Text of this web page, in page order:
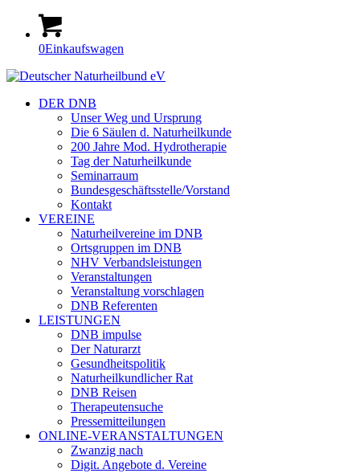
0Einkaufswagen
DER DNB
Unser Weg und Ursprung
Die 6 Säulen d. Naturheilkunde
200 Jahre Mod. Hydrotherapie
Tag der Naturheilkunde
Seminarraum
Bundesgeschäftsstelle/Vorstand
Kontakt
VEREINE
Naturheilvereine im DNB
Ortsgruppen im DNB
NHV Verbandsleistungen
Veranstaltungen
Veranstaltung vorschlagen
DNB Referenten
LEISTUNGEN
DNB impulse
Der Naturarzt
Gesundheitspolitik
Naturheilkundlicher Rat
DNB Reisen
Therapeutensuche
Pressemitteilungen
ONLINE-VERANSTALTUNGEN
Zwanzig nach
Digit. Angebote d. Vereine